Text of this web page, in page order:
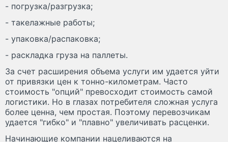
- погрузка/разгрузка;
- такелажные работы;
- упаковка/распаковка;
- раскладка груза на паллеты.
За счет расширения объема услуги им удается уйти
от привязки цен к тонно-километрам. Часто
стоимость "опций" превосходит стоимость самой
логистики. Но в глазах потребителя сложная услуга
более ценна, чем простая. Поэтому перевозчикам
удается "гибко" и "плавно" увеличивать расценки.
Начинающие компании нацеливаются на